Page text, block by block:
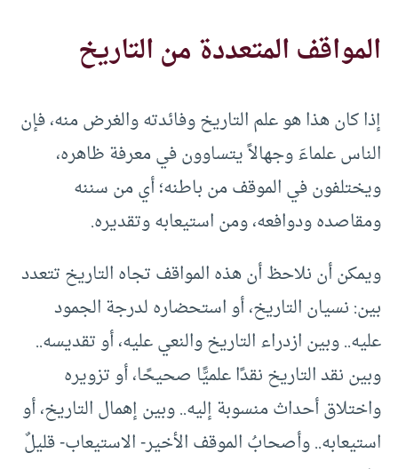
المواقف المتعددة من التاريخ
إذا كان هذا هو علم التاريخ وفائدته والغرض منه، فإن
الناس علماءَ وجهالاً يتساوون في معرفة ظاهره،
ويختلفون في الموقف من باطنه؛ أي من سننه
ومقاصده ودوافعه، ومن استيعابه وتقديره.
ويمكن أن نلاحظ أن هذه المواقف تجاه التاريخ تتعدد
بين: نسيان التاريخ، أو استحضاره لدرجة الجمود
عليه.. وبين ازدراء التاريخ والنعي عليه، أو تقديسه..
وبين نقد التاريخ نقدًا علميًّا صحيحًا، أو تزويره
واختلاق أحداث منسوبة إليه.. وبين إهمال التاريخ، أو
استيعابه.. وأصحابُ الموقف الأخير- الاستيعاب- قليلٌ